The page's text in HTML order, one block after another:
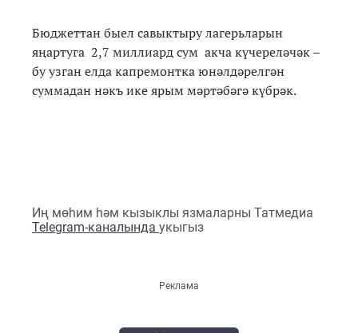
Бюджеттан быел савыктыру лагерьларын
яңартуга 2,7 миллиард сум акча күчереләчәк –
бу узган елда капремонтка юнәлдәрелгән
суммадан нәкъ ике ярым мәртәбәгә күбрәк.
Иң мөһим һәм кызыклы язмаларны Татмедиа
Telegram-каналында укыгыз
Реклама